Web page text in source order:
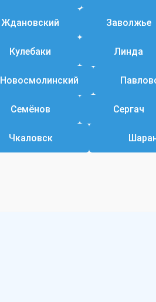
Ждановский Заволжье
Кулебаки Линда
Новосмолинский
Семёнов Сергач
Чкаловск